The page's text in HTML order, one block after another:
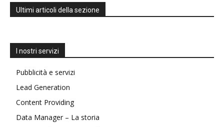
Ultimi articoli della sezione
I nostri servizi
Pubblicità e servizi
Lead Generation
Content Providing
Data Manager – La storia